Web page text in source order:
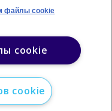
файлы cookie
cookie
cookie